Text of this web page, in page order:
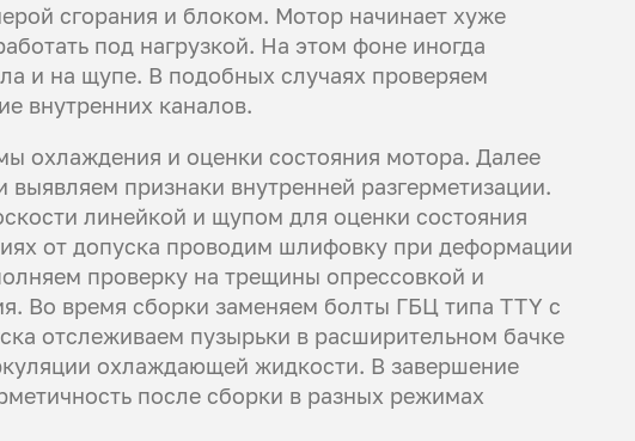
сгорания и блоком. Мотор начинает хуже
под нагрузкой. На этом фоне иногда
и на щупе. В подобных случаях проверяем
внутренних каналов.
охлаждения и оценки состояния мотора. Далее
признаки внутренней разгерметизации.
линейкой и щупом для оценки состояния
от допуска проводим шлифовку при деформации
проверку на трещины опрессовкой и
Во время сборки заменяем болты ГБЦ типа TTY с
отслеживаем пузырьки в расширительном бачке
охлаждающей жидкости. В завершение
после сборки в разных режимах